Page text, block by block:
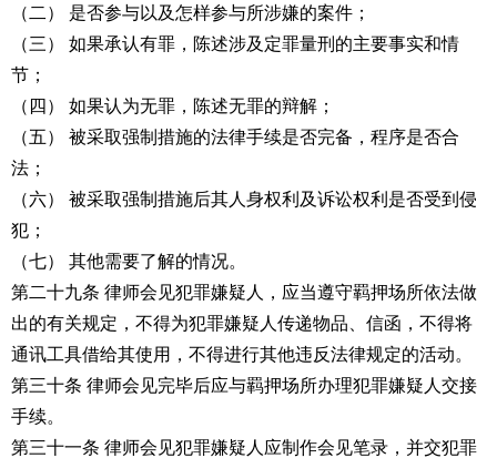
（二） 是否参与以及怎样参与所涉嫌的案件；
（三） 如果承认有罪，陈述涉及定罪量刑的主要事实和情
节；
（四） 如果认为无罪，陈述无罪的辩解；
（五） 被采取强制措施的法律手续是否完备，程序是否合
法；
（六） 被采取强制措施后其人身权利及诉讼权利是否受到侵
犯；
（七） 其他需要了解的情况。
第二十九条 律师会见犯罪嫌疑人，应当遵守羁押场所依法做
出的有关规定，不得为犯罪嫌疑人传递物品、信函，不得将
通讯工具借给其使用，不得进行其他违反法律规定的活动。
第三十条 律师会见完毕后应与羁押场所办理犯罪嫌疑人交接
手续。
第三十一条 律师会见犯罪嫌疑人应制作会见笔录，并交犯罪